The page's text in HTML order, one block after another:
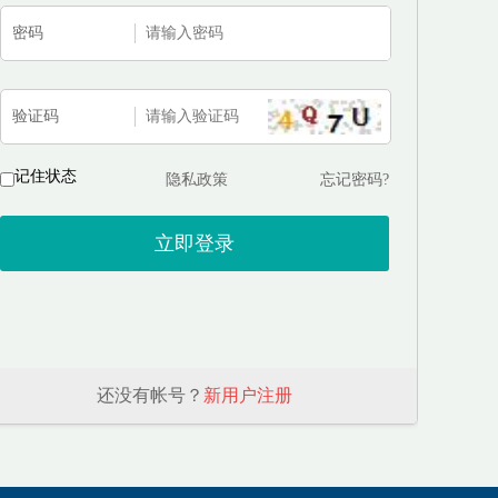
密码
验证码
记住状态 隐私政策 忘记密码?
还没有帐号？ 新用户注册